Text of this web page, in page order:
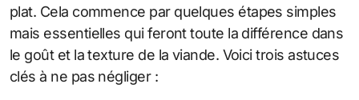
plat. Cela commence par quelques étapes simples
mais essentielles qui feront toute la différence dans
le goût et la texture de la viande. Voici trois astuces
clés à ne pas négliger :